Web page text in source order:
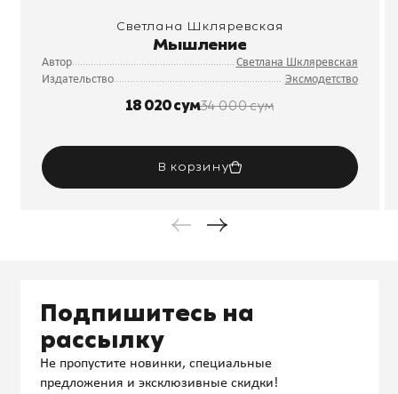
Светлана Шкляревская
Мышление
Автор
Светлана Шкляревская
Издательство
Эксмодетство
18 020 сум34 000 сум
В корзину
Подпишитесь на
рассылку
Не пропустите новинки, специальные
предложения и эксклюзивные скидки!